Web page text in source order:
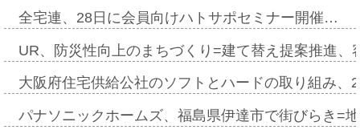
全宅連、28日に会員向けハトサポセミナー開催…
UR、防災性向上のまちづくり=建て替え提案推進
大阪府住宅供給公社のソフトとハードの取り組み
パナソニックホームズ、福島県伊達市で街びらき=